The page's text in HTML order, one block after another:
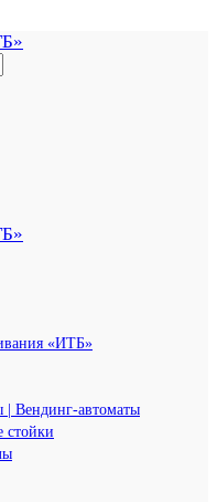
«ИТБ»
| Вендинг-автоматы
стойки